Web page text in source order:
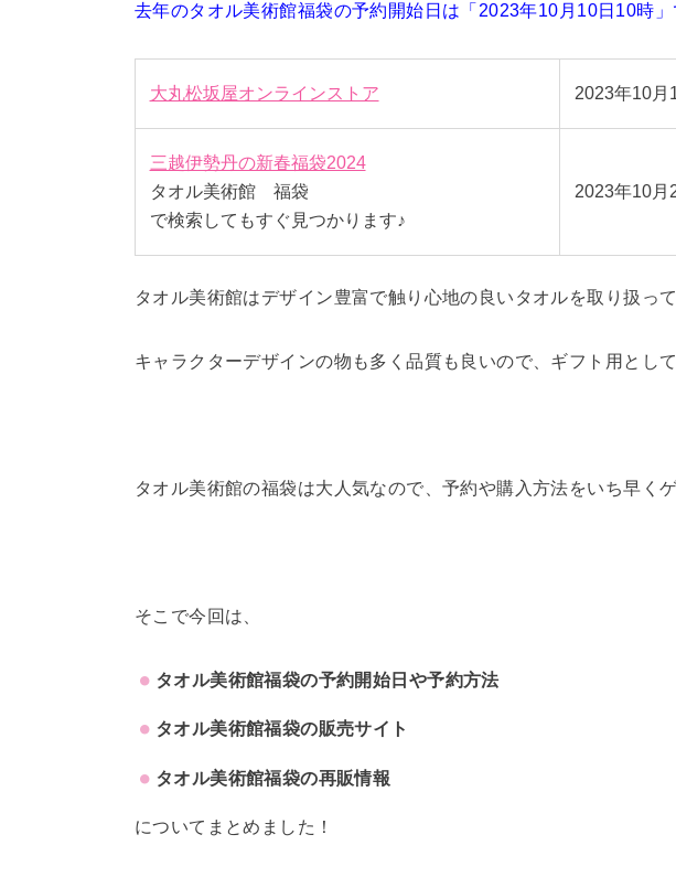
去年のタオル美術館福袋の予約開始日は「2023年10月10日10時」
大丸松坂屋オンラインストア 2023年10月
三越伊勢丹の新春福袋2024
タオル美術館 福袋
で検索してもすぐ見つかります♪
2023年10月
タオル美術館はデザイン豊富で触り心地の良いタオルを取り扱っ
キャラクターデザインの物も多く品質も良いので、ギフト用とし
タオル美術館の福袋は大人気なので、予約や購入方法をいち早く
そこで今回は、
タオル美術館福袋の予約開始日や予約方法
タオル美術館福袋の販売サイト
タオル美術館福袋の再販情報
についてまとめました！